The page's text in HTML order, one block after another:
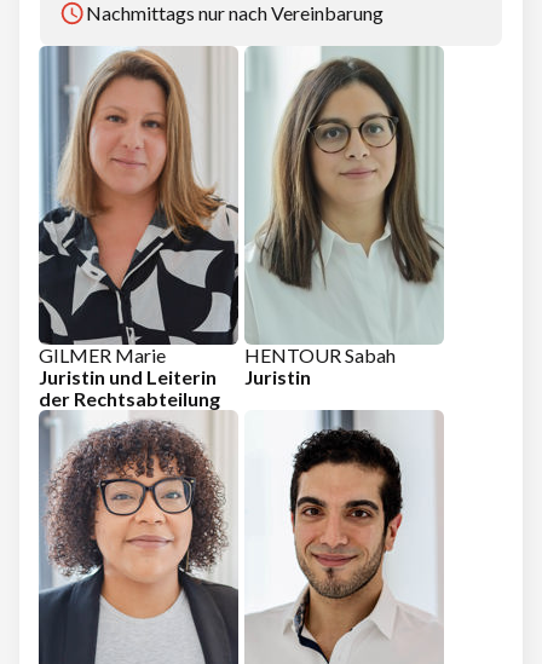
Nachmittags nur nach Vereinbarung
GILMER Marie
Juristin und Leiterin
der Rechtsabteilung
HENTOUR Sabah
Juristin